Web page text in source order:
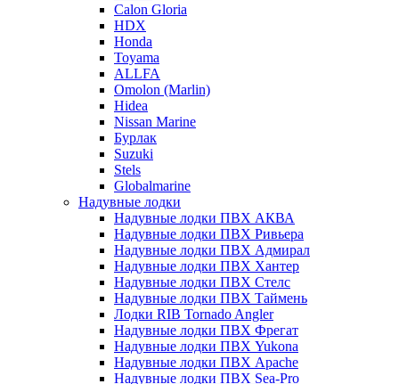
Calon Gloria
HDX
Honda
Toyama
ALLFA
Omolon (Marlin)
Hidea
Nissan Marine
Бурлак
Suzuki
Stels
Globalmarine
Надувные лодки
Надувные лодки ПВХ АКВА
Надувные лодки ПВХ Ривьера
Надувные лодки ПВХ Адмирал
Надувные лодки ПВХ Хантер
Надувные лодки ПВХ Стелс
Надувные лодки ПВХ Таймень
Лодки RIB Tornado Angler
Надувные лодки ПВХ Фрегат
Надувные лодки ПВХ Yukona
Надувные лодки ПВХ Apache
Надувные лодки ПВХ Sea-Pro